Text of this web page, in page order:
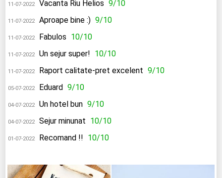
11-07-2022 Vacanta Riu Helios 9/10
11-07-2022 Aproape bine :) 9/10
11-07-2022 Fabulos 10/10
11-07-2022 Un sejur super! 10/10
11-07-2022 Raport calitate-pret excelent 9/10
05-07-2022 Eduard 9/10
04-07-2022 Un hotel bun 9/10
04-07-2022 Sejur minunat 10/10
01-07-2022 Recomand !! 10/10